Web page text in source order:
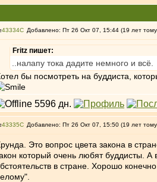
43334 Добавлено: Пт 26 Окт 07, 15:44 (19 лет
Fritz пишет:
..налапу тока дадите немного и всё.
бы посмотреть на буддиста,
43335 Добавлено: Пт 26 Окт 07, 15:50 (19 лет
Это вопрос цвета закона в
который очень любят буддисты. А
в стране. Хорошо